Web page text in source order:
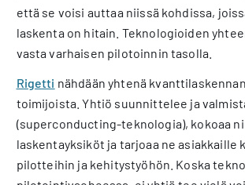
että se voisi auttaa niissä kohdissa,
laskenta on hitain. Teknologioiden
vasta varhaisen pilotoinnin tasolla.
Rigetti nähdään yhtenä
toimijoista. Yhtiö suunnittelee ja
(superconducting-teknologia), kokoaa
laskentayksiköt ja tarjoaa ne asiakkaille
pilotteihin ja kehitystyöhön. Koska